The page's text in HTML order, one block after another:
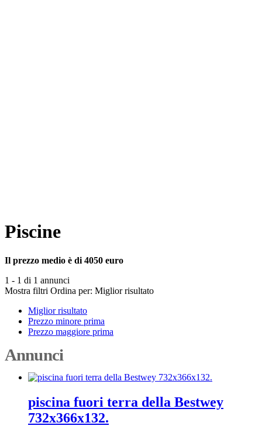
Piscine
Il prezzo medio è di 4050 euro
1 - 1 di 1 annunci
Mostra filtri Ordina per: Miglior risultato
Miglior risultato
Prezzo minore prima
Prezzo maggiore prima
Annunci
piscina fuori terra della Bestwey
732x366x132.